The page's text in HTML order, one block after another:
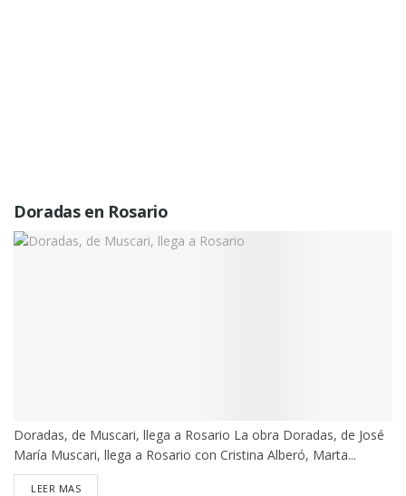
Doradas en Rosario
Doradas, de Muscari, llega a Rosario La obra Doradas, de José
María Muscari, llega a Rosario con Cristina Alberó, Marta...
LEER MASDETAILS